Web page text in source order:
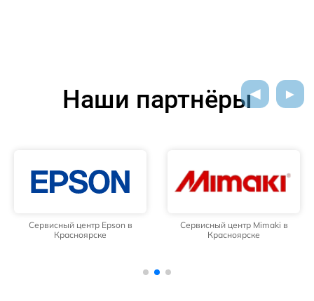
Наши партнёры
Сервисный центр Epson в
Красноярске
Сервисный центр Mimaki в
Красноярске